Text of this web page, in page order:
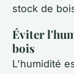
stock de
Éviter
bois
L'humidité